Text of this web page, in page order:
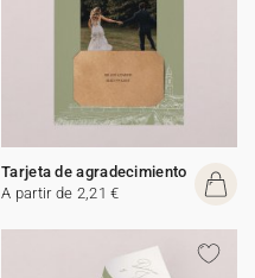
Tarjeta de agradecimiento
A partir de 2,21 €